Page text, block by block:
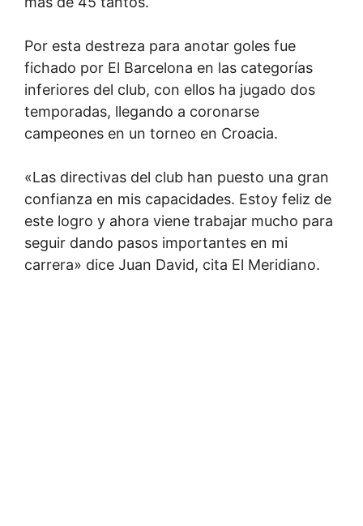
Por esta destreza para anotar goles fue
fichado por El Barcelona en las categorías
inferiores del club, con ellos ha jugado dos
temporadas, llegando a coronarse
campeones en un torneo en Croacia.
«Las directivas del club han puesto una gran
confianza en mis capacidades. Estoy feliz de
este logro y ahora viene trabajar mucho para
seguir dando pasos importantes en mi
carrera» dice Juan David, cita El Meridiano.